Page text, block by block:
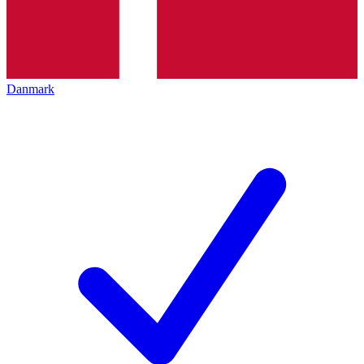
Danmark